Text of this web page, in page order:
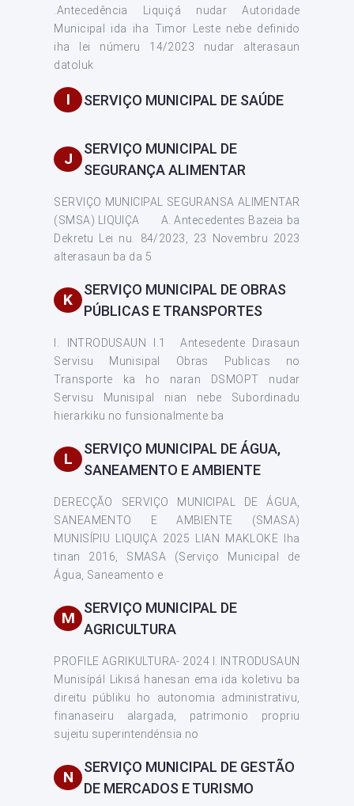
.Antecedência Liquiçá nudar Autoridade
Municipal ida iha Timor Leste nebe definido
iha lei númeru 14/2023 nudar alterasaun
datoluk
I SERVIÇO MUNICIPAL DE SAÚDE
J
SERVIÇO MUNICIPAL DE
SEGURANÇA ALIMENTAR
SERVIÇO MUNICIPAL SEGURANSA ALIMENTAR
(SMSA) LIQUIÇA A. Antecedentes Bazeia ba
Dekretu Lei nu. 84/2023, 23 Novembru 2023
alterasaun ba da 5
K
SERVIÇO MUNICIPAL DE OBRAS
PÚBLICAS E TRANSPORTES
I. INTRODUSAUN I.1 Antesedente Dirasaun
Servisu Munisipal Obras Publicas no
Transporte ka ho naran DSMOPT nudar
Servisu Munisipal nian nebe Subordinadu
hierarkiku no funsionalmente ba
L
SERVIÇO MUNICIPAL DE ÁGUA,
SANEAMENTO E AMBIENTE
DERECÇÃO SERVIÇO MUNICIPAL DE ÁGUA,
SANEAMENTO E AMBIENTE (SMASA)
MUNISÍPIU LIQUIÇA 2025 LIAN MAKLOKE Iha
tinan 2016, SMASA (Serviço Municipal de
Água, Saneamento e
M
SERVIÇO MUNICIPAL DE
AGRICULTURA
PROFILE AGRIKULTURA- 2024 I. INTRODUSAUN
Munisípál Likisá hanesan ema ida koletivu ba
direitu públiku ho autonomia administrativu,
finanaseiru alargada, patrimonio propriu
sujeitu superintendénsia no
N
SERVIÇO MUNICIPAL DE GESTÃO
DE MERCADOS E TURISMO